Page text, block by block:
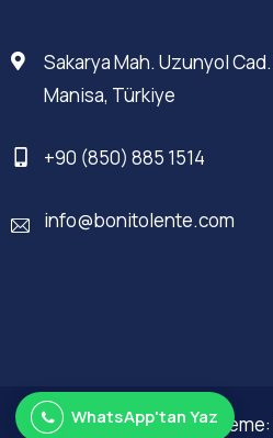
Sakarya Mah. Uzunyol
Manisa, Türkiye
+90 (850) 885 1514
info@bonitolente.com
Web Düzenleme:
WhatsApp'tan Yaz